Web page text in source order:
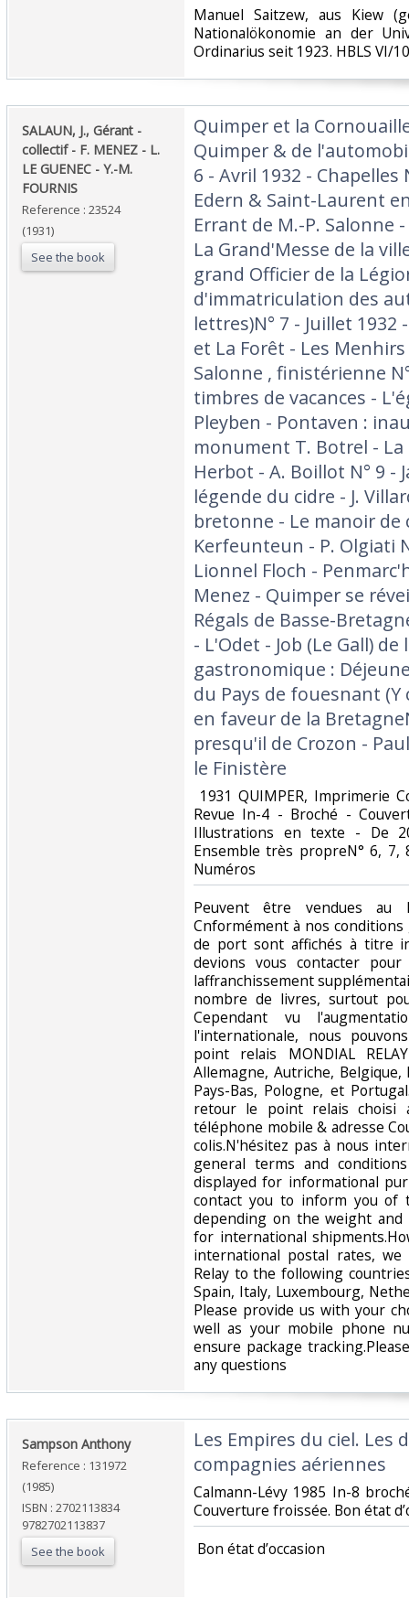
‎Manuel Saitzew, aus Kiew
Nationalökonomie an der
Ordinarius seit 1923. HBLS VI/
‎SALAUN, J., Gérant -
collectif - F. MENEZ - L.
LE GUENEC - Y.-M.
FOURNIS‎
Reference : 23524
(1931)
See the book
‎Quimper et la
Quimper & de
6 - Avril 1932 -
Edern & Saint-Laurent
Errant de M.-P. Salonne
La Grand'Messe de la
grand Officier de la
d'immatriculation des
lettres)N° 7 - Juillet
et La Forêt - Les
Salonne , finistérienne
timbres de vacances -
Pleyben - Pontaven :
monument T. Botrel -
Herbot - A. Boillot N° 9 -
légende du cidre - J.
bretonne - Le manoir de
Kerfeunteun - P. Olgiati
Lionnel Floch -
Menez - Quimper se
Régals de Basse-
- L'Odet - Job (Le Gall)
gastronomique :
du Pays de fouesnant
en faveur de la
presqu'il de Crozon -
le Finistère ‎
1931 QUIMPER, Imprimerie
Revue In-4 - Broché -
Illustrations en texte - De
Ensemble très propreN° 6, 7,
Numéros ‎
‎Peuvent être vendues
Cnformément à nos
de port sont affichés à titre
devions vous contacter
laffranchissement
nombre de livres, surtout
Cependant vu
l'internationale, nous
point relais MONDIAL
Allemagne, Autriche,
Pays-Bas, Pologne, et
retour le point relais choisi
téléphone mobile & adresse
colis.N'hésitez pas à nous
general terms and
displayed for informational
contact you to inform you of
depending on the weight and
for international
international postal rates,
Relay to the following
Spain, Italy, Luxembourg,
Please provide us with your
well as your mobile phone
ensure package
any questions‎
‎Sampson Anthony‎
Reference : 131972
(1985)
ISBN : 2702113834
9782702113837
See the book
‎Les Empires du ciel. Les
compagnies aériennes‎
‎Calmann-Lévy 1985 In-8
Couverture froissée. Bon état
‎ Bon état d’occasion ‎